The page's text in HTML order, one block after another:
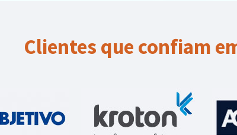
Clientes que confiam